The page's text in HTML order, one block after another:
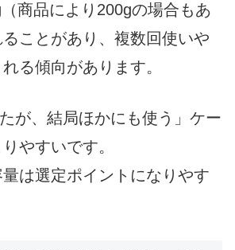
商品により200gの場合もあ
ことがあり、複数回使いや
る傾向があります。
が、結局ほかにも使う」ケー
やすいです。
は選定ポイントになりやす